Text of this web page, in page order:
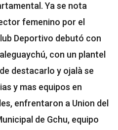
Ya se nota
femenino por el
Deportivo debutó con
con un plantel
destacarlo y ojalà se
y mas equipos en
enfrentaron a Union del
de Gchu, equipo